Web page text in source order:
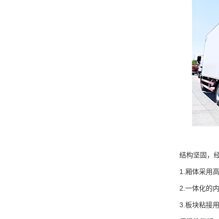
结构坚固，
1.厢体采用
2.一体化的
3.板块粘接